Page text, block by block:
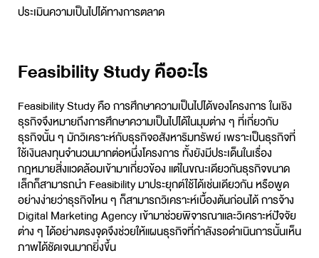
ประเมินความเป็นไปได้ทางการตลาด
Feasibility Study คืออะไร
Feasibility Studyคือ การศึกษาความเป็นไปได้ของโครงการ ในเชิง
ธุรกิจจึงหมายถึงการศึกษาความเป็นไปได้ในมุมต่าง ๆ ที่เกี่ยวกับ
ธุรกิจนั้น ๆ มักวิเคราะห์กับธุรกิจอสังหาริมทรัพย์ เพราะเป็นธุรกิจที่
ใช้เงินลงทุนจำนวนมากต่อหนึ่งโครงการ ทั้งยังมีประเด็นในเรื่อง
กฎหมายสิ่งแวดล้อมเข้ามาเกี่ยวข้อง แต่ในขณะเดียวกันธุรกิจขนาด
เล็กก็สามารถนำ Feasibility มาประยุกต์ใช้ได้เช่นเดียวกัน หรือพูด
อย่างง่ายว่าธุรกิจไหน ๆ ก็สามารถวิเคราะห์เบื้องต้นก่อนได้ การจ้าง
Digital Marketing Agency เข้ามาช่วยพิจารณาและวิเคราะห์ปัจจัย
ต่าง ๆ ได้อย่างตรงจุดจึงช่วยให้แผนธุรกิจที่กำลังรอดำเนินการนั้นเห็น
ภาพได้ชัดเจนมากยิ่งขึ้น